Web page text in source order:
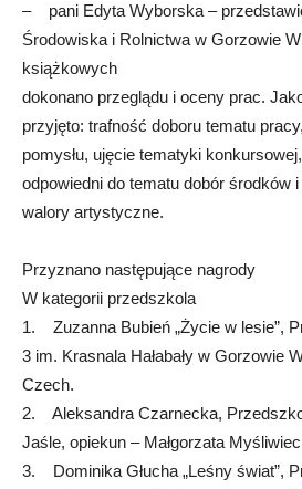
– pani Edyta Wyborska –
Środowiska i Rolnictwa w Gorzowie
książkowych
dokonano przeglądu i oceny prac.
przyjęto: trafność doboru tematu
pomysłu, ujęcie tematyki
odpowiedni do tematu dobór środków
walory artystyczne.
Przyznano następujące nagrody
W kategorii przedszkola
1. Zuzanna Bubień „Życie w lesie”,
3 im. Krasnala Hałabały w Gorzowie
Czech.
2. Aleksandra Czarnecka,
Jaśle, opiekun – Małgorzata
3. Dominika Głucha „Leśny świat”,